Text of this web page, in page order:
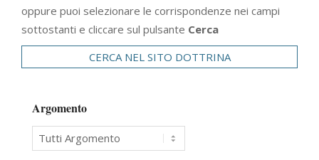
oppure puoi selezionare le corrispondenze nei campi
sottostanti e cliccare sul pulsante Cerca
CERCA NEL SITO DOTTRINA
Argomento